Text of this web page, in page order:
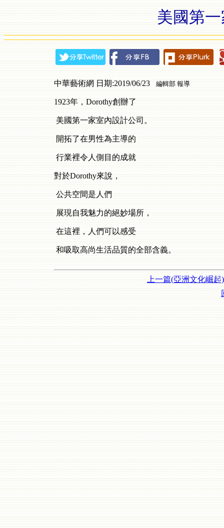
美國第
中華藝術網 日期:2019/06/23 編輯部 報導
1923年，Dorothy創辦了
美國第一家室內設計公司。
開拓了在男性為主導的
行業裡令人側目的成就
對於Dorothy來說，
公共空間是人們
展現自我魅力的絕妙場所，
在這裡，人們可以感受
和吸取高尚生活品質的全部含義。
上一篇(亞洲文化崛起)